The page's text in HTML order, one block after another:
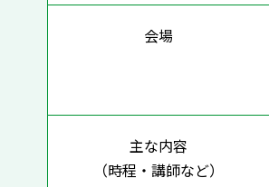
会場
主な内容
（時程・講師など）